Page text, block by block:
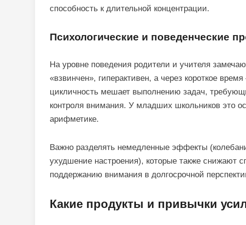
способность к длительной концентрации.
Психологические и поведенческие
На уровне поведения родители и учителя
«взвинчен», гиперактивен, а через короткое
цикличность мешает выполнению задач,
контроля внимания. У младших школьников это
арифметике.
Важно разделять немедленные эффекты
ухудшение настроения), которые также снижают
поддержанию внимания в долгосрочной
Какие продукты и привычки